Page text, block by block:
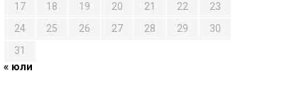
17
18 19 20 21 22
23
24
25 26 27 28 29
30
31
« юли